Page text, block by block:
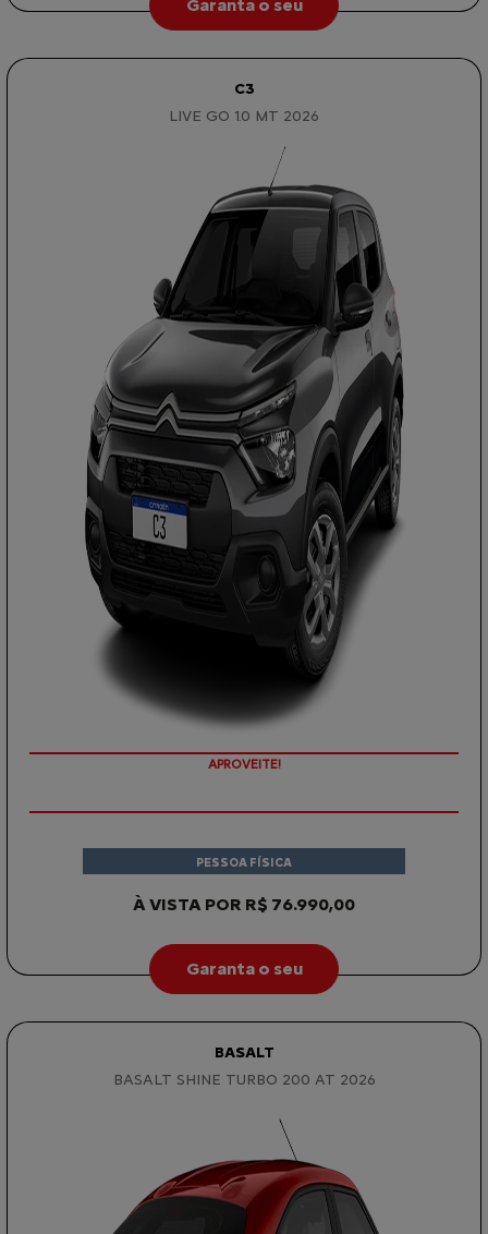
Garanta o seu
C3
LIVE GO 1.0 MT 2026
APROVEITE!
À VISTA POR R$ 76.990,00
PESSOA FÍSICA
Garanta o seu
BASALT
BASALT SHINE TURBO 200 AT 2026